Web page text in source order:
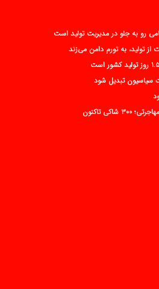
رو به جلو در مدیریت تولید است
تولید، به تورم دامن می‌زند
سیاسیون تبدیل شود